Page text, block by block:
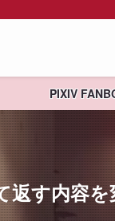
PIXIV
す内容